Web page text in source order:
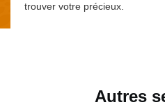
trouver votre précieux.
Autres